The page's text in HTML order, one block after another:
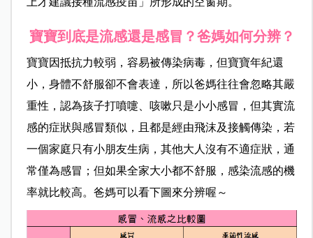
寶寶到底是流感還是感冒？爸媽如何分辨？
寶寶因抵抗力較弱，容易被傳染病毒，但寶寶年紀還
小，身體不舒服卻不會表達，所以爸媽往往會忽略其嚴
重性，認為孩子打噴嚏、咳嗽只是小小感冒，但其實流
感的症狀與感冒類似，且都是經由飛沫及接觸傳染，若
一個家庭只有小朋友生病，其他大人沒有不適症狀，通
常僅為感冒；但如果全家大小都不舒服，感染流感的機
率就比較高。爸媽可以看下圖來分辨喔～